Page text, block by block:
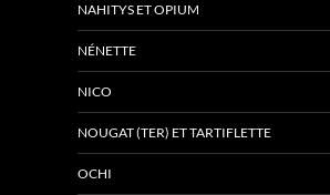
NAHITYS ET OPIUM
NÉNETTE
NICO
NOUGAT (TER) ET TARTIFLETTE
OCHI